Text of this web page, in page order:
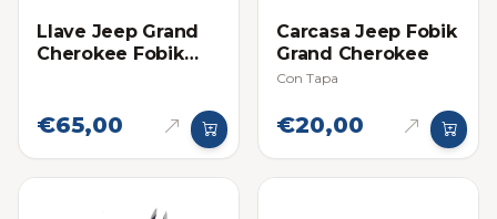
Llave Jeep Grand
Cherokee Fobik
€65,00
Carcasa Jeep Fobik
Grand Cherokee
Con Tapa
€20,00